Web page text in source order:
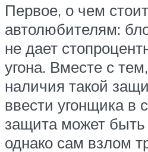
Первое, о чем
автолюбителям:
не дает
угона. Вместе с
наличия такой
ввести угонщика в
защита может быть
однако сам взлом